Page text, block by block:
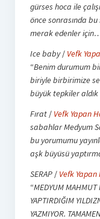
gürses hoca ile
önce sonrasında
merak edenler
Ice baby/ Vefk
“Benim durumum
biriyle birbirimize
büyük tepkiler
Fırat/ Vefk Yapan
sabahlar Medyum
bu yorumumu
aşk büyüsü
SERAP/ Vefk
“MEDYUM MAHMUT
YAPTIRDIĞIM
YAZMIYOR.